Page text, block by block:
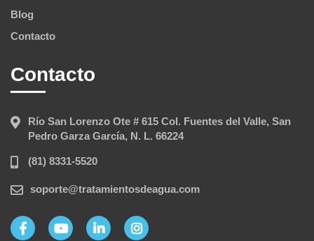
Blog
Contacto
Contacto
Río San Lorenzo Ote # 615 Col. Fuentes del Valle, San
Pedro Garza García, N. L. 66224
(81) 8331-5520
soporte@tratamientosdeagua.com